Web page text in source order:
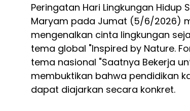
Peringatan Hari Lingkungan Hidup
Maryam pada Jumat (5/6/2026)
mengenalkan cinta lingkungan
tema global "Inspired by Nature.
tema nasional "Saatnya Bekerja
membuktikan bahwa pendidikan
dapat diajarkan secara konkret.